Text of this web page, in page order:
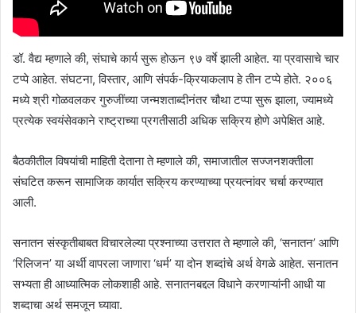
डॉ. वैद्य म्हणाले की, संघाचे कार्य सुरू होऊन ९७ वर्षे झाली आहेत. या प्रवासाचे चार
टप्पे आहेत. संघटना, विस्तार, आणि संपर्क-क्रियाकलाप हे तीन टप्पे होते. २००६
मध्ये श्री गोळवलकर गुरुजींच्या जन्मशताब्दीनंतर चौथा टप्पा सुरू झाला, ज्यामध्ये
प्रत्येक स्वयंसेवकाने राष्ट्राच्या प्रगतीसाठी अधिक सक्रिय होणे अपेक्षित आहे.
बैठकीतील विषयांची माहिती देताना ते म्हणाले की, समाजातील सज्जनशक्तीला
संघटित करून सामाजिक कार्यात सक्रिय करण्याच्या प्रयत्नांवर चर्चा करण्यात
आली.
सनातन संस्कृतीबाबत विचारलेल्या प्रश्नाच्या उत्तरात ते म्हणाले की, ‘सनातन’ आणि
‘रिलिजन’ या अर्थी वापरला जाणारा ‘धर्म’ या दोन शब्दांचे अर्थ वेगळे आहेत. सनातन
सभ्यता ही आध्यात्मिक लोकशाही आहे. सनातनबद्दल विधाने करणाऱ्यांनी आधी या
शब्दाचा अर्थ समजून घ्यावा.